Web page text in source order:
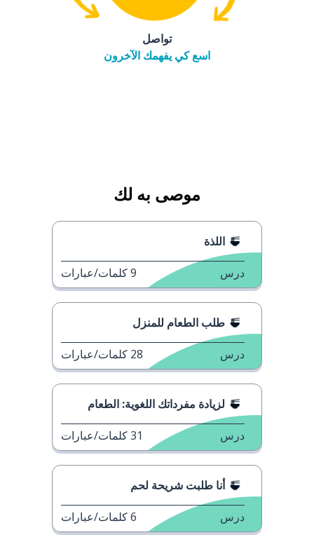
تواصل
اسع كي يفهمك الآخرون
موصى به لك
اللذة
درس 9كلمات/عبارات
طلب الطعام للمنزل
درس 28 كلمات/عبارات
لزيادة مفرداتك اللغوية: الطعام
درس 31كلمات/عبارات
أنا طلبت شريحة لحم
درس 6كلمات/عبارات